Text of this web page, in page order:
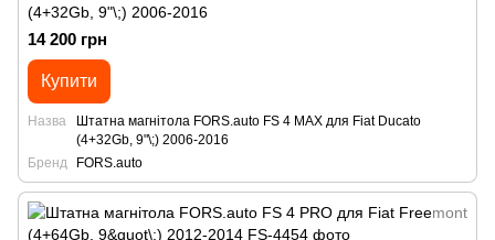
(4+32Gb, 9"\;) 2006-2016
14 200 грн
Купити
Назва
Штатна магнітола FORS.auto FS 4 MAX для Fiat Ducato
(4+32Gb, 9"\;) 2006-2016
Бренд
FORS.auto